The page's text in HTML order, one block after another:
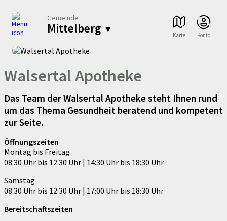
Gemeinde
Mittelberg ▾ Karte Konto
Walsertal Apotheke
Das Team der Walsertal Apotheke steht Ihnen rund
um das Thema Gesundheit beratend und kompetent
zur Seite.
Öffnungszeiten
Montag bis Freitag
08:30 Uhr bis 12:30 Uhr | 14:30 Uhr bis 18:30 Uhr
Samstag
08:30 Uhr bis 12:30 Uhr | 17:00 Uhr bis 18:30 Uhr
Bereitschaftszeiten